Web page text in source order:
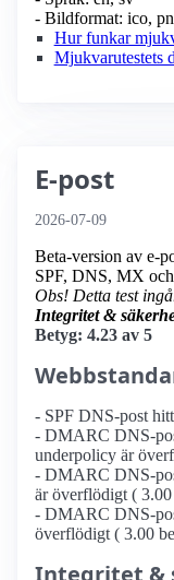
- Bildformat: ico,
Hur funkar
Mjukvarutestets
E-post
2026-07-09
Beta-version av e-
SPF, DNS, MX
Obs! Detta test
Integritet &
Betyg: 4.23 av 5
- SPF DNS-post
- DMARC DNS-
underpolicy är
- DMARC DNS-
är överflödigt (
- DMARC DNS-
överflödigt ( 3.00
Integritet &